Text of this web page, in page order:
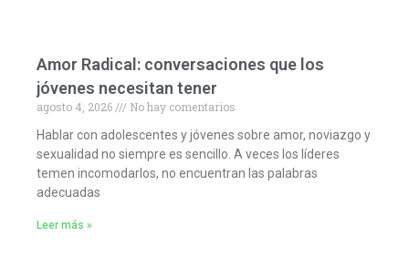
Amor Radical: conversaciones que los
jóvenes necesitan tener
agosto 4, 2026
No hay comentarios
Hablar con adolescentes y jóvenes sobre amor, noviazgo y
sexualidad no siempre es sencillo. A veces los líderes
temen incomodarlos, no encuentran las palabras
adecuadas
Leer más »